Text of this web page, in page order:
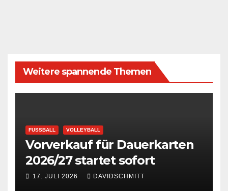
Weitere spannende Themen
FUSSBALL VOLLEYBALL
Vorverkauf für Dauerkarten
2026/27 startet sofort
17. JULI 2026 DAVIDSCHMITT